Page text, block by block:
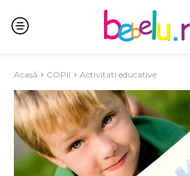
Acasă COPII Activitati educative